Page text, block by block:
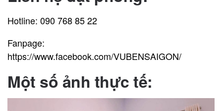
Hotline: 090 768 85 22
Fanpage:
https://www.facebook.com/VUBENSAIGON/
Một số ảnh thực tế: